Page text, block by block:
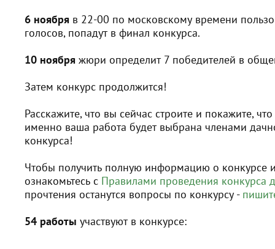
6 ноября в 22-00 по московскому времени
голосов, попадут в финал конкурса.
10 ноября жюри определит 7 победителей в
Затем конкурс продолжится!
Расскажите, что вы сейчас строите и покажите,
именно ваша работа будет выбрана членами
конкурса!
Чтобы получить полную информацию о конкурсе
ознакомьтесь с Правилами проведения конкурса
прочтения останутся вопросы по конкурсу -
54 работы участвуют в конкурсе: